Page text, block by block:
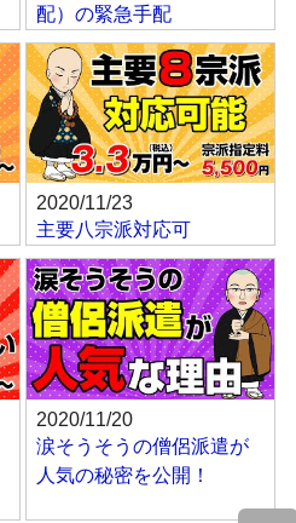
配）の緊急手配
2020/11/23
主要八宗派対応可
2020/11/20
涙そうそうの僧侶派遣が
人気の秘密を公開！